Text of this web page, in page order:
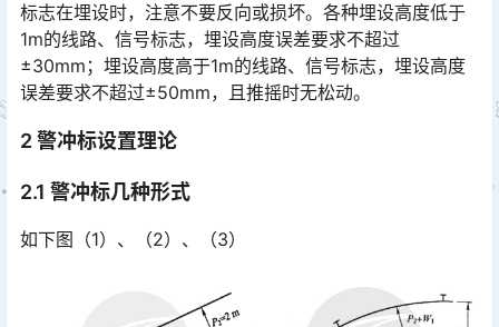
标志在埋设时，注意不要反向或损坏。各种埋设高度低于
1m的线路、信号标志，埋设高度误差要求不超过
±30mm；埋设高度高于1m的线路、信号标志，埋设高度
误差要求不超过±50mm，且推摇时无松动。󠅅󠅃󠄵󠅂󠄪󠇖󠆨󠆨󠇕󠆞󠆒󠅬󠇘󠆭󠆘󠇙󠆝󠅵󠇗󠆭󠆁󠄐󠇗󠅹󠅸󠇖󠆍󠅳󠇖󠅹󠅰󠇖󠆌󠅹
2 警冲标设置理论
2.1 警冲标几种形式
如下图（1）、（2）、（3）